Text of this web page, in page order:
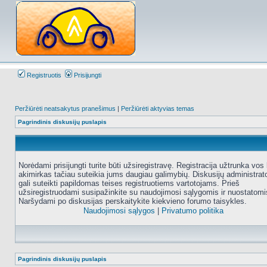
Registruotis Prisijungti
Peržiūrėti neatsakytus pranešimus | Peržiūrėti aktyvias temas
Pagrindinis diskusijų puslapis
Norėdami prisijungti turite būti užsiregistravę. Registracija užtrunka vos
akimirkas tačiau suteikia jums daugiau galimybių. Diskusijų
gali suteikti papildomas teises registruotiems vartotojams. Prieš
užsiregistruodami susipažinkite su naudojimosi sąlygomis ir
Naršydami po diskusijas perskaitykite kiekvieno forumo taisykles.
Naudojimosi sąlygos
Privatumo politika
Pagrindinis diskusijų puslapis